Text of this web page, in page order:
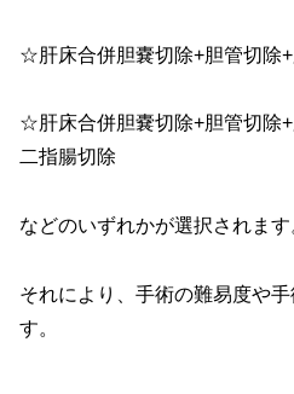
☆肝床合併胆嚢切除+胆管切除
☆肝床合併胆嚢切除+胆管切除
二指腸切除
などのいずれかが選択されます
それにより、手術の難易度や
す。